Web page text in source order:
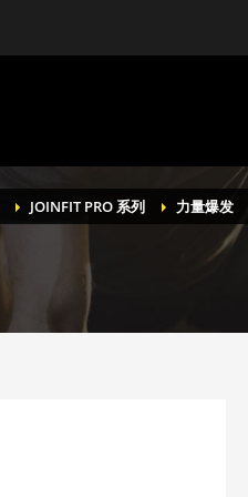
JOINFIT PRO 系列 力量爆发